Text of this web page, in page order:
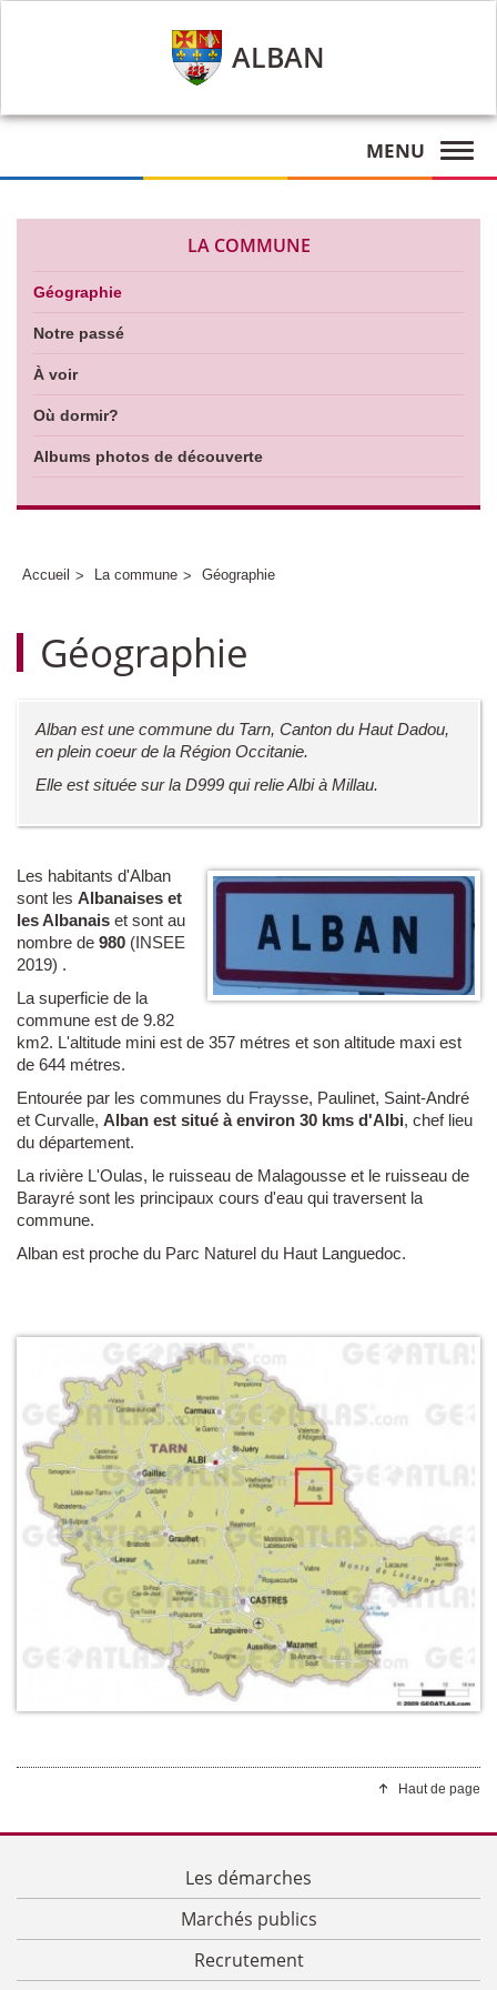
ALBAN
MENU
LA COMMUNE
Géographie
Notre passé
À voir
Où dormir?
Albums photos de découverte
Accueil La commune Géographie
Géographie
Alban est une commune du Tarn, Canton du Haut Dadou,
en plein coeur de la Région Occitanie.
Elle est située sur la D999 qui relie Albi à Millau.
Les habitants d'Alban
sont les Albanaises et
les Albanais et sont au
nombre de 980 (INSEE
2019) .
La superficie de la
commune est de 9.82
km2. L'altitude mini est de 357 métres et son altitude maxi est
de 644 métres.
Entourée par les communes du Fraysse, Paulinet, Saint-André
et Curvalle, Alban est situé à environ 30 kms d'Albi, chef lieu
du département.
La rivière L'Oulas, le ruisseau de Malagousse et le ruisseau de
Barayré sont les principaux cours d'eau qui traversent la
commune.
Alban est proche du Parc Naturel du Haut Languedoc.
Haut de page
Les démarches
Marchés publics
Recrutement